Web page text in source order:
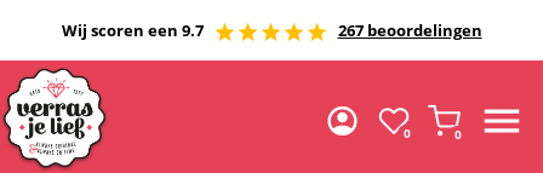
Wij scoren een 9.7 267 beoordelingen
0 0